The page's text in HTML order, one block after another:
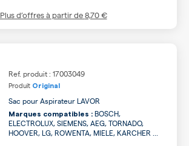
Plus d’offres à partir de8,70 €
Ref. produit : 17003049
Produit Original
Sac pour Aspirateur LAVOR
Marques compatibles : BOSCH,
ELECTROLUX, SIEMENS, AEG, TORNADO,
HOOVER, LG, ROWENTA, MIELE, KARCHER ...